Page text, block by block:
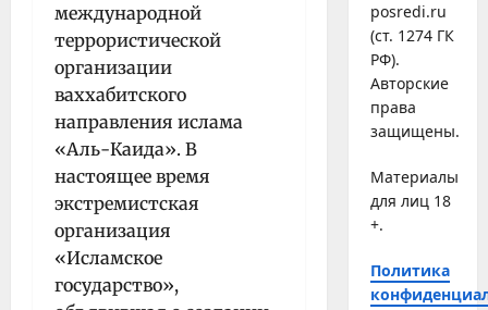
международной
террористической
организации
ваххабитского
направления ислама
«Аль-Каида». В
настоящее время
экстремистская
организация
«Исламское
государство»,
posredi.ru
(ст. 1274 ГК
РФ).
Авторские
права
защищены.
Материалы
для лиц 18
+.
Политика